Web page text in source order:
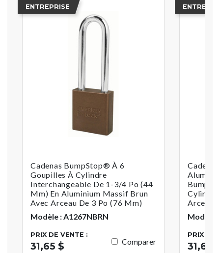
ENTREPRISE
Cadenas BumpStop® À 6
Goupilles À Cylindre
Interchangeable De 1-3/4 Po (44
Mm) En Aluminium Massif Brun
Avec Arceau De 3 Po (76 Mm)
Modèle : A1267NBRN
PRIX DE VENTE :
31,65 $ Comparer
Arceau
Modèle
PRIX DE
31,65